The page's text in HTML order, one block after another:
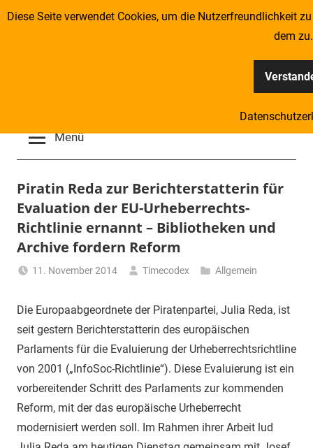
Zum
–
Zeitung
für
Piraten
Menü
Piratin Reda zur Berichterstatterin für
Evaluation der EU-Urheberrechts-
Richtlinie ernannt – Bibliotheken und
Archive fordern Reform
11. November 2014 Timecodex Allgemein
Die Europaabgeordnete der Piratenpartei, Julia Reda, ist
seit gestern Berichterstatterin des europäischen
Parlaments für die Evaluierung der Urheberrechtsrichtline
von 2001 („InfoSoc-Richtlinie“). Diese Evaluierung ist ein
vorbereitender Schritt des Parlaments zur kommenden
Reform, mit der das europäische Urheberrecht
modernisiert werden soll. Im Rahmen ihrer Arbeit lud
Diese Seite verwendet Cookies, um die Nutzerfreundlichkeit
dem zu.